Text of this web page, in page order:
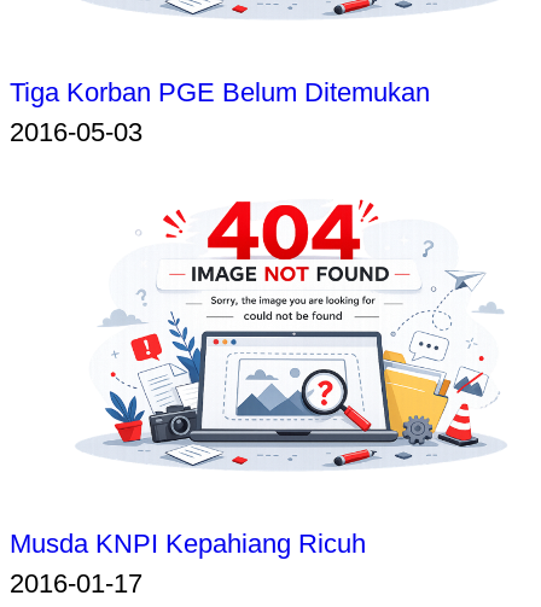
Tiga Korban PGE Belum Ditemukan
2016-05-03
Musda KNPI Kepahiang Ricuh
2016-01-17